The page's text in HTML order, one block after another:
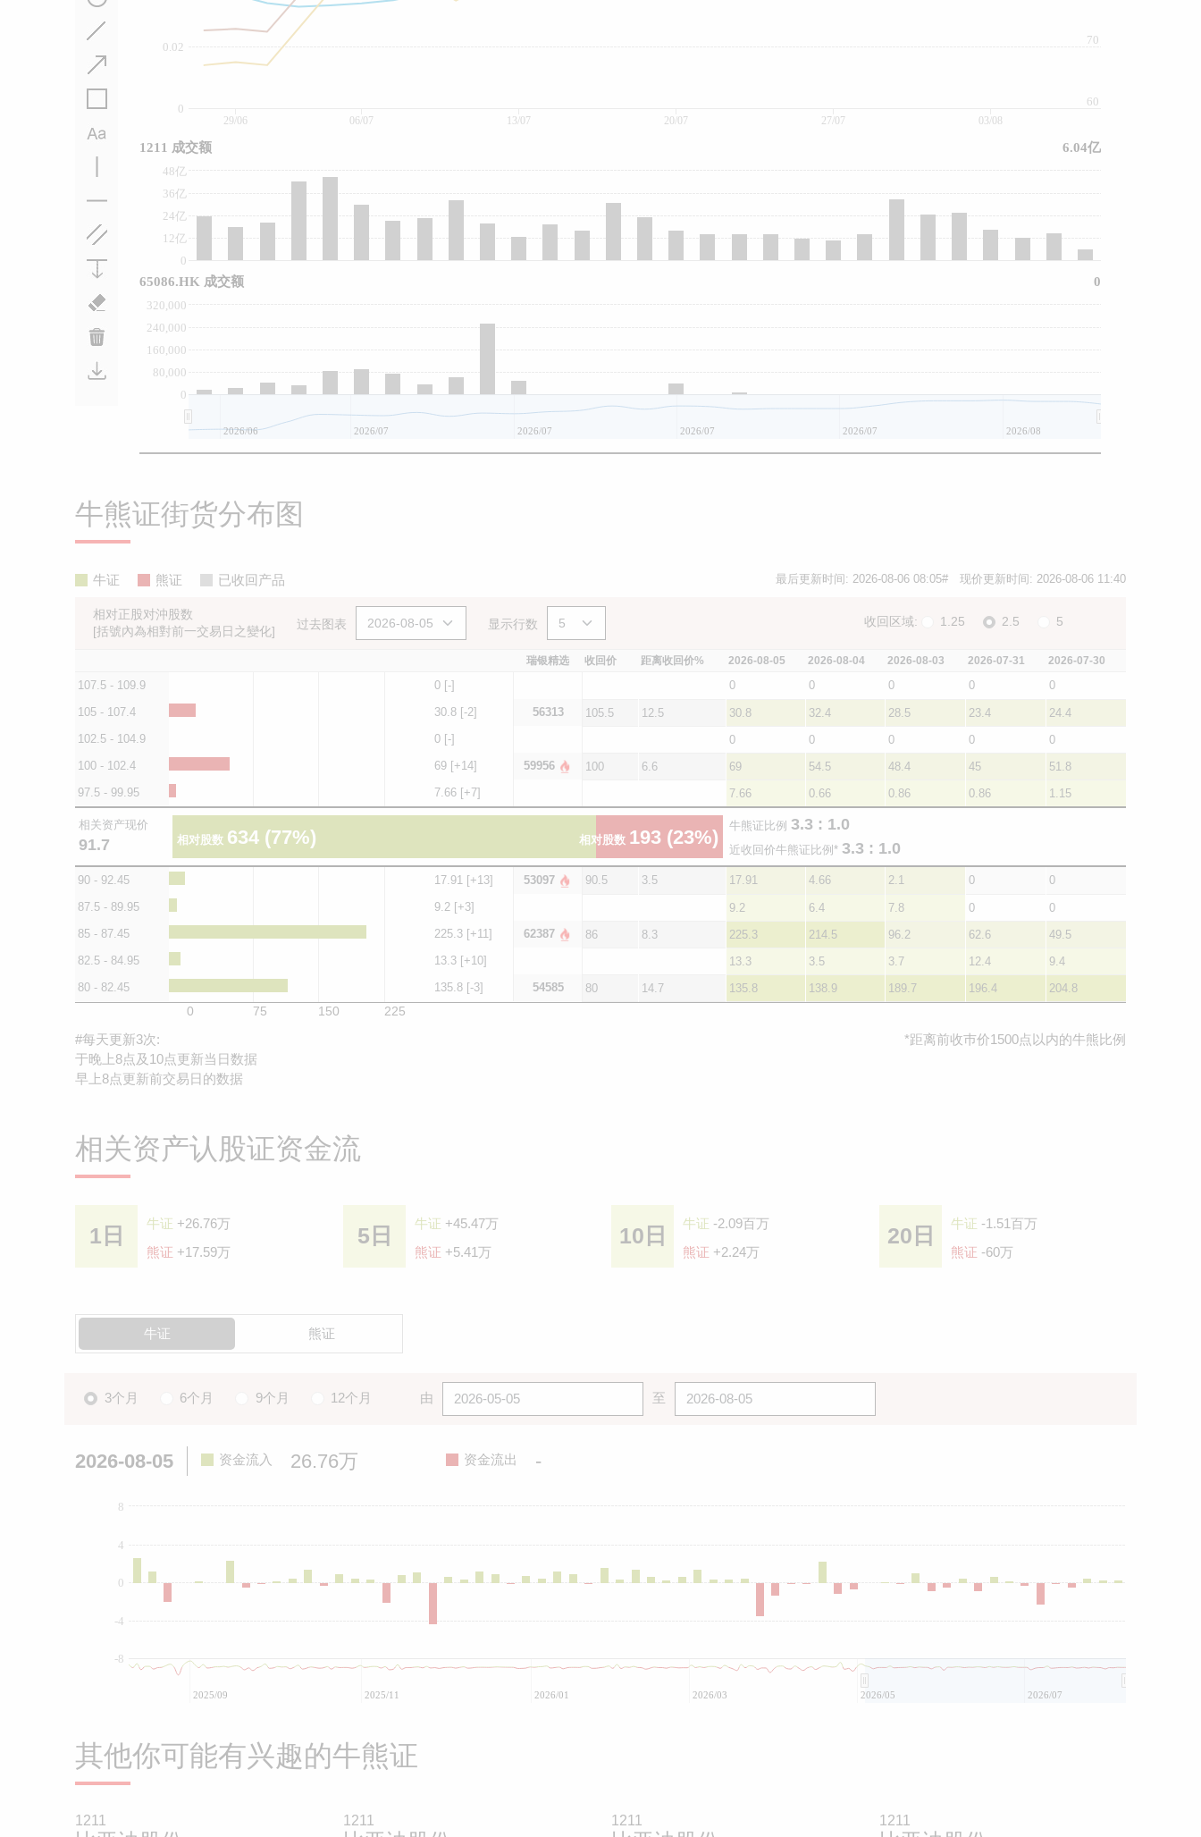
0
0.02
60
70
0
12亿
24亿
36亿
48亿
0
80,000
160,000
240,000
320,000
29/06 06/07 13/07 20/07 27/07 03/08
2026/06 2026/07 2026/07 2026/07 2026/07 2026/08
1211 成交额 6.04亿
65086.HK 成交额 0
牛熊证街货分布图
牛证 熊证 已收回产品 最后更新时间: 2026-08-06 08:05# 现价更新时间: 2026-08-06 11:40
相对正股对沖股数
[括號內為相對前一交易日之變化]
过去图表 显示行数 收回区域: 1.25 2.5 5
瑞银精选 收回价 距离收回价% 2026-08-05 2026-08-04 2026-08-03 2026-07-31 2026-07-30
107.5 - 109.9 0 [-] 0 0 0 0
0
105 - 107.4
30.8 [-2] 56313 105.5 12.5 30.8 32.4 28.5 23.4
24.4
102.5 - 104.9
0 [-] 0 0 0 0
0
100 - 102.4
69 [+14] 59956 100 6.6 69 54.5 48.4 45
51.8
97.5 - 99.95
7.66 [+7] 7.66 0.66 0.86 0.86 1.15
相关资产现价
91.7 相对股数 634 (77%) 相对股数 193 (23%)
牛熊证比例 3.3 : 1.0
近收回价牛熊证比例* 3.3 : 1.0
90 - 92.45 17.91 [+13] 53097 90.5 3.5 17.91 4.66 2.1 0
0
87.5 - 89.95
9.2 [+3] 9.2 6.4 7.8 0
0
85 - 87.45
225.3 [+11] 62387 86 8.3 225.3 214.5 96.2 62.6
49.5
82.5 - 84.95
13.3 [+10] 13.3 3.5 3.7 12.4
9.4
80 - 82.45
135.8 [-3] 54585 80 14.7 135.8 138.9 189.7 196.4 204.8
0 75 150 225
#每天更新3次:
于晚上8点及10点更新当日数据
早上8点更新前交易日的数据
*距离前收巿价1500点以内的牛熊比例
相关资产认股证资金流
1日 牛证 +26.76万
熊证 +17.59万
5日 牛证 +45.47万
熊证 +5.41万
10日 牛证 -2.09百万
熊证 +2.24万
20日 牛证 -1.51百万
熊证 -60万
牛证 熊证
3个月 6个月 9个月 12个月 由 至
2026-08-05 资金流入 26.76万 资金流出 -
-8
0
8
-4
4
2025/09 2025/11 2026/01 2026/03 2026/05 2026/07
其他你可能有兴趣的牛熊证
1211 1211 1211 1211